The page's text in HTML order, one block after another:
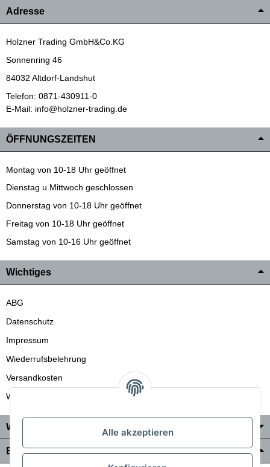
Adresse
Holzner Trading GmbH&Co.KG
Sonnenring 46
84032 Altdorf-Landshut
Telefon: 0871-430911-0
E-Mail: info@holzner-trading.de
ÖFFNUNGSZEITEN
Montag von 10-18 Uhr geöffnet
Dienstag u.Mittwoch geschlossen
Donnerstag von 10-18 Uhr geöffnet
Freitag von 10-18 Uhr geöffnet
Samstag von 10-16 Uhr geöffnet
Wichtiges
ABG
Datenschutz
Impressum
Wiederrufsbelehrung
Versandkosten
Wir liefern auch in die Schweiz
Wo Sie uns finden
Bezahlung & Versand
Alle akzeptieren